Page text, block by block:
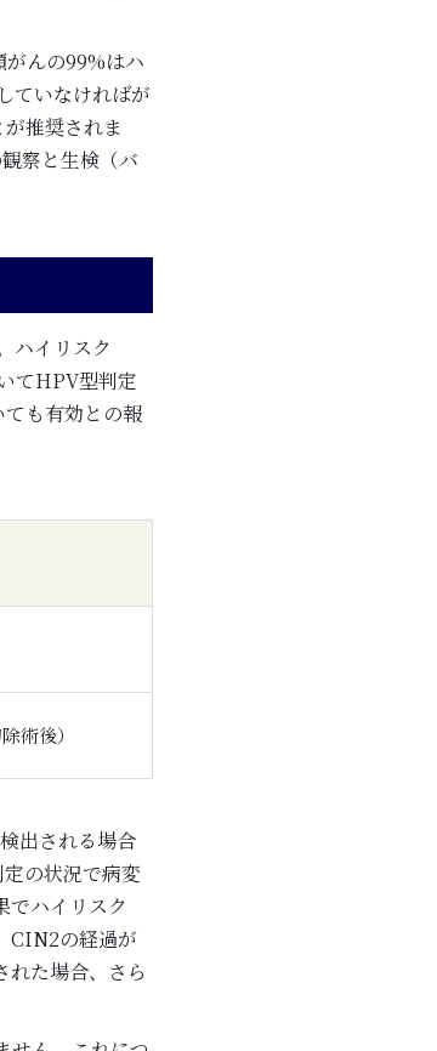
んの99%はハ
ていなければが
推奨されま
察と生検（バ
ハイリスク
てHPV型判定
も有効との報
術後）
出される場合
の状況で病変
でハイリスク
CIN2の経過が
た場合、さら